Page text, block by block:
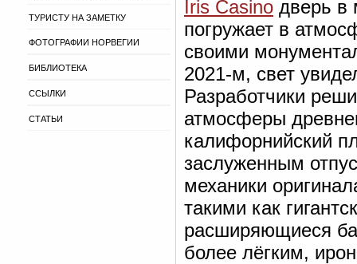
ТУРИСТУ НА ЗАМЕТКУ
ФОТОГРАФИИ НОРВЕГИИ
БИБЛИОТЕКА
ССЫЛКИ
СТАТЬИ
Iris Сasino дверь в
погружает в
своими
2021-м, свет
Разработчики
атмосферы
калифорнийский
заслуженным
механики
такими как
расширяющиеся
более лёгким,